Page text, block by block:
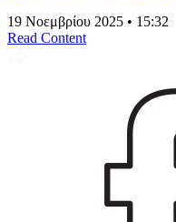
19 Νοεμβρίου 2025 • 15:32
Read Content